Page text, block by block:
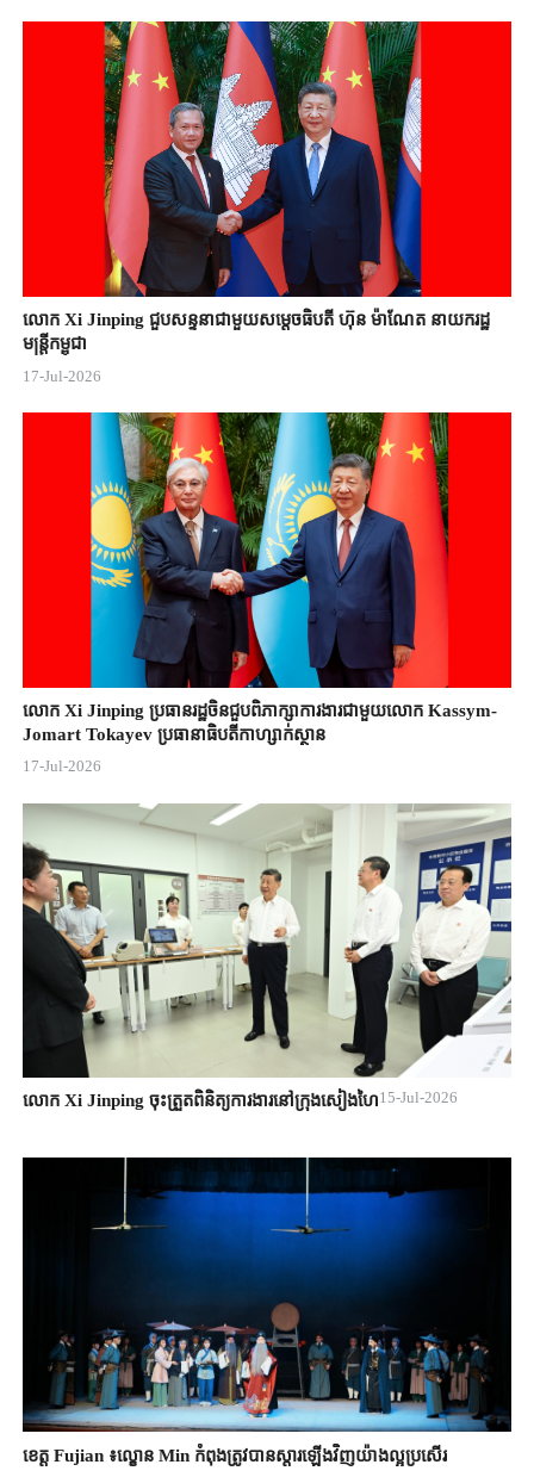
លោក Xi Jinping ជួបសន្ទនាជាមួយសម្តេចធិបតី ហ៊ុន ម៉ាណែត នាយករដ្ឋ
មន្ត្រីកម្ពុជា
17-Jul-2026
លោក Xi Jinping ប្រធានរដ្ឋចិន​ជួបពិភាក្សា​ការងារជាមួយ​លោក Kassym-
Jomart ​Tokayev ​ប្រធានាធិបតី​កាហ្សាក់ស្ថាន​
17-Jul-2026
លោក Xi Jinping ចុះត្រួតពិនិត្យការងារនៅក្រុងសៀងហៃ15-Jul-2026
ខេត្ត Fujian ៖ល្ខោន Min កំពុងត្រូវបានស្តារឡើងវិញយ៉ាងល្អប្រសើរ